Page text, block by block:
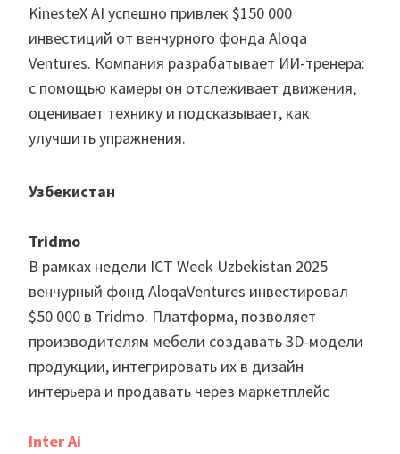
KinesteX AI успешно привлек $150 000
инвестиций от венчурного фонда Aloqa
Ventures. Компания разрабатывает ИИ-тренера:
с помощью камеры он отслеживает движения,
оценивает технику и подсказывает, как
улучшить упражнения.
Узбекистан
Tridmo
В рамках недели ICT Week Uzbekistan 2025
венчурный фонд AloqaVentures инвестировал
$50 000 в Tridmo. Платформа, позволяет
производителям мебели создавать 3D-модели
продукции, интегрировать их в дизайн
интерьера и продавать через маркетплейс
Inter Ai